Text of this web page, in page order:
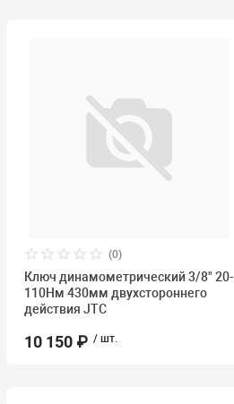
(0)
Ключ динамометрический 3/8" 20-
110Нм 430мм двухстороннего
действия JTC
10 150 ₽ / шт.